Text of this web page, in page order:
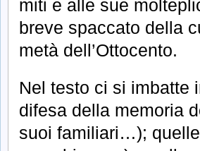
miti e alle sue
breve spaccato della
metà dell’Ottocento.
Nel testo ci si imbatte
difesa della memoria
suoi familiari…);